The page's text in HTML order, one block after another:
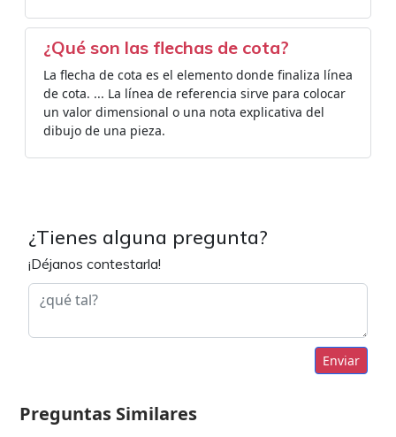
¿Qué son las flechas de cota?
La flecha de cota es el elemento donde finaliza línea
de cota. ... La línea de referencia sirve para colocar
un valor dimensional o una nota explicativa del
dibujo de una pieza.
¿Tienes alguna pregunta?
¡Déjanos contestarla!
Enviar
Preguntas Similares